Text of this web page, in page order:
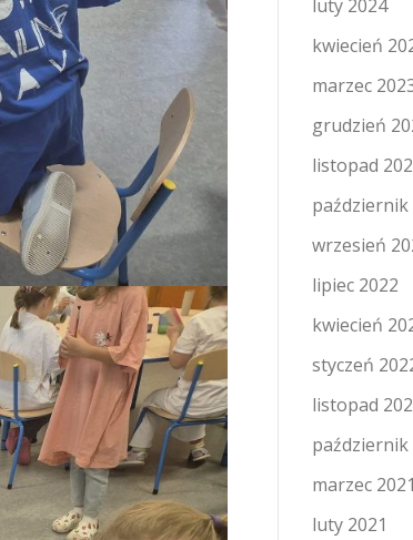
luty 2024
kwiecień
marzec
grudzień
listopad
październik
wrzesień
lipiec 2022
kwiecień
styczeń
listopad
październik
marzec 2021
luty 2021